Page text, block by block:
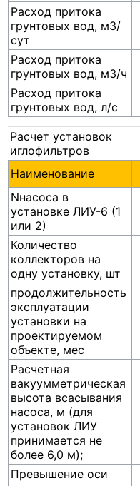
Расход притока
грунтовых вод, м3/
сут
Расход притока
грунтовых вод, м3/ч
Расход притока
грунтовых вод, л/с
Расчет установок
иглофильтров
Наименование
Nнасоса в
установке ЛИУ-6 (1
или 2)
Количество
коллекторов на
одну установку, шт
продолжительность
эксплуатации
установки на
проектируемом
объекте, мес
Расчетная
вакуумметрическая
высота всасывания
насоса, м (для
установок ЛИУ
принимается не
более 6,0 м);
Превышение оси